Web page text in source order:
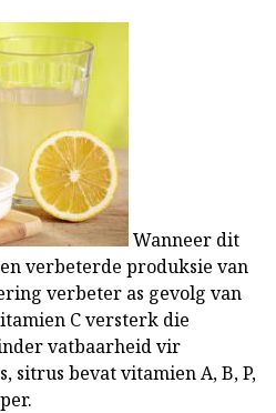
Wanneer dit
verbeterde produksie van
verbeter as gevolg van
C versterk die
vatbaarheid vir
sitrus bevat vitamien A, B, P,